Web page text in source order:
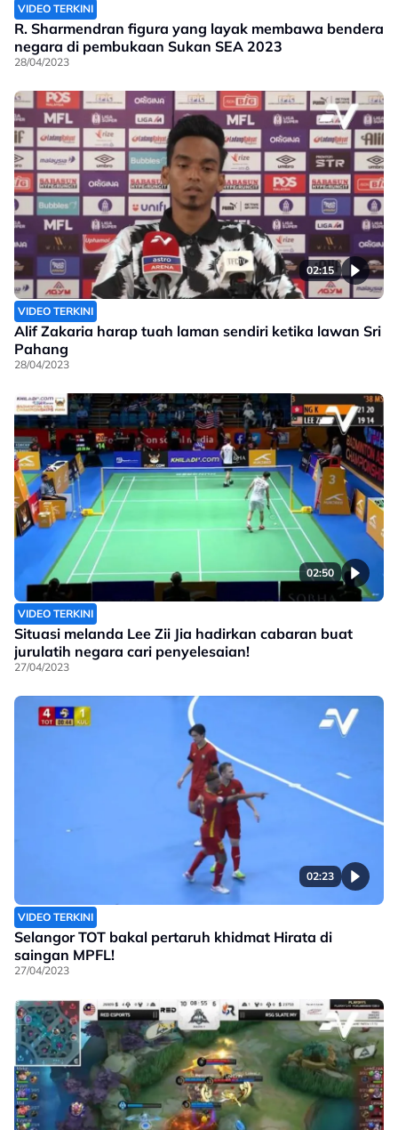
VIDEO TERKINI
R. Sharmendran figura yang layak membawa bendera
negara di pembukaan Sukan SEA 2023
28/04/2023
02:15
VIDEO TERKINI
Alif Zakaria harap tuah laman sendiri ketika lawan Sri
Pahang
28/04/2023
02:50
VIDEO TERKINI
Situasi melanda Lee Zii Jia hadirkan cabaran buat
jurulatih negara cari penyelesaian!
27/04/2023
02:23
VIDEO TERKINI
Selangor TOT bakal pertaruh khidmat Hirata di
saingan MPFL!
27/04/2023